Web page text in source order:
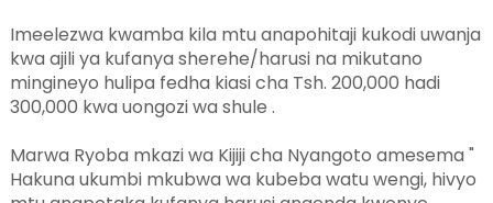
Imeelezwa kwamba kila mtu anapohitaji kukodi uwanja
kwa ajili ya kufanya sherehe/harusi na mikutano
mingineyo hulipa fedha kiasi cha Tsh. 200,000 hadi
300,000 kwa uongozi wa shule .
Marwa Ryoba mkazi wa Kijiji cha Nyangoto amesema "
Hakuna ukumbi mkubwa wa kubeba watu wengi, hivyo